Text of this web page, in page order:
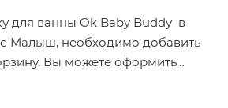
для ванны Ok Baby Buddy в
Малыш, необходимо добавить
Вы можете оформить